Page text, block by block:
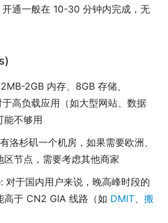
开通一般在 10-30 分钟内完成，无
2GB 内存、8GB 存储、
高负载应用（如大型网站、数据
能不够用
洛杉矶一个机房，如果需要欧洲、
区节点，需要考虑其他商家
: 对于国内用户来说，晚高峰时段的
高于 CN2 GIA 线路（如 DMIT、 搬